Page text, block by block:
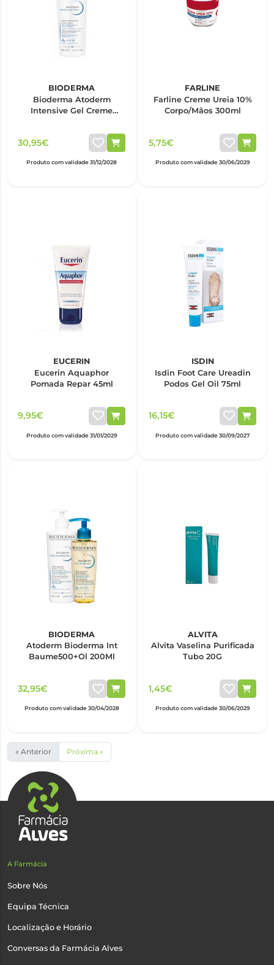
BIODERMA
Bioderma Atoderm
Intensive Gel Creme
30,95€
Produto com validade 31/12/2028
FARLINE
Farline Creme Ureia 10%
Corpo/Mãos 300ml
5,75€
Produto com validade 30/06/2029
EUCERIN
Eucerin Aquaphor
Pomada Repar 45ml
9,95€
Produto com validade 31/01/2029
ISDIN
Isdin Foot Care Ureadin
Podos Gel Oil 75ml
16,15€
Produto com validade 30/09/2027
BIODERMA
Atoderm Bioderma Int
Baume500+Ol 200Ml
32,95€
Produto com validade 30/04/2028
ALVITA
Alvita Vaselina Purificada
Tubo 20G
1,45€
Produto com validade 30/06/2029
« Anterior Próxima »
A Farmácia
Sobre Nós
Equipa Técnica
Localização e Horário
Conversas da Farmácia Alves